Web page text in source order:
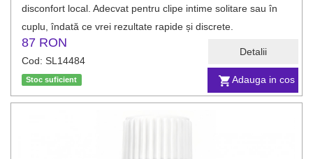
Adauga in cos
Detalii
disconfort local. Adecvat pentru clipe intime solitare sau în
cuplu, îndată ce vrei rezultate rapide și discrete.
87 RON
Cod: SL14484
Stoc suficient